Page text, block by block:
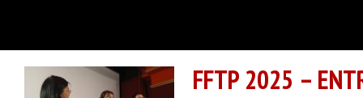
FFTP 2025 –